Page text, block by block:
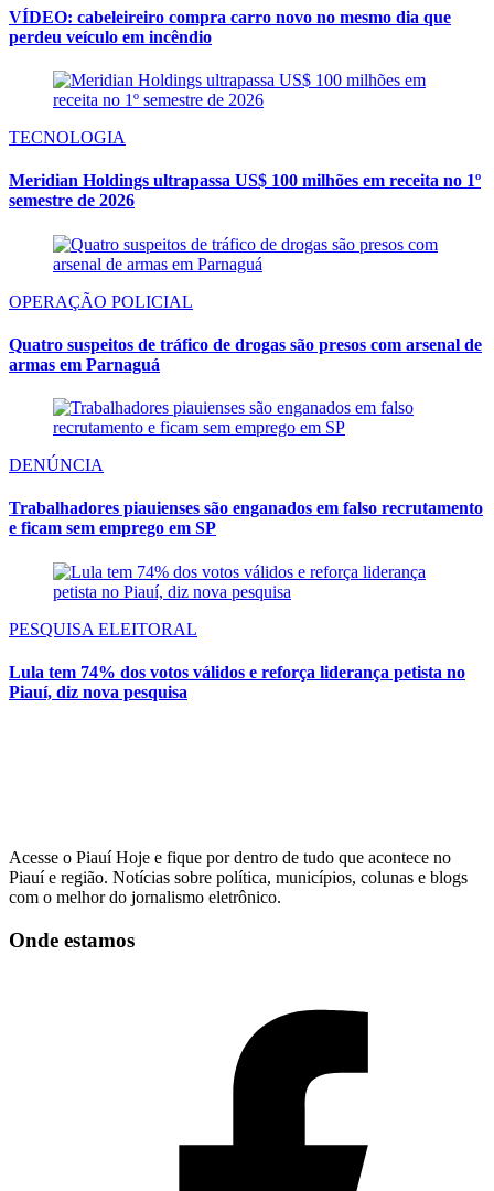
VÍDEO: cabeleireiro compra carro novo no mesmo dia que
perdeu veículo em incêndio
TECNOLOGIA
Meridian Holdings ultrapassa US$ 100 milhões em receita no 1º
semestre de 2026
OPERAÇÃO POLICIAL
Quatro suspeitos de tráfico de drogas são presos com arsenal de
armas em Parnaguá
DENÚNCIA
Trabalhadores piauienses são enganados em falso recrutamento
e ficam sem emprego em SP
PESQUISA ELEITORAL
Lula tem 74% dos votos válidos e reforça liderança petista no
Piauí, diz nova pesquisa
Acesse o Piauí Hoje e fique por dentro de tudo que acontece no
Piauí e região. Notícias sobre política, municípios, colunas e blogs
com o melhor do jornalismo eletrônico.
Onde estamos